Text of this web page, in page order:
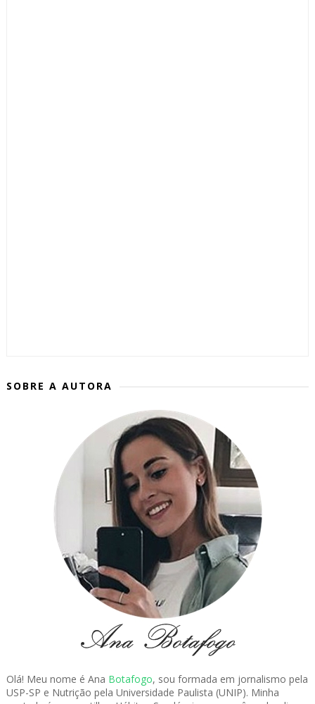
SOBRE A AUTORA
Olá! Meu nome é Ana Botafogo, sou formada em jornalismo pela
USP-SP e Nutrição pela Universidade Paulista (UNIP). Minha